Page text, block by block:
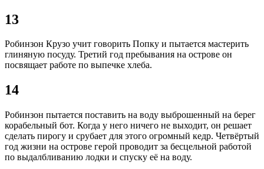
13
Робинзон Крузо учит говорить Попку и пытается мастерить
глиняную посуду. Третий год пребывания на острове он
посвящает работе по выпечке хлеба.
14
Робинзон пытается поставить на воду выброшенный на берег
корабельный бот. Когда у него ничего не выходит, он решает
сделать пирогу и срубает для этого огромный кедр. Четвёртый
год жизни на острове герой проводит за бесцельной работой
по выдалбливанию лодки и спуску её на воду.